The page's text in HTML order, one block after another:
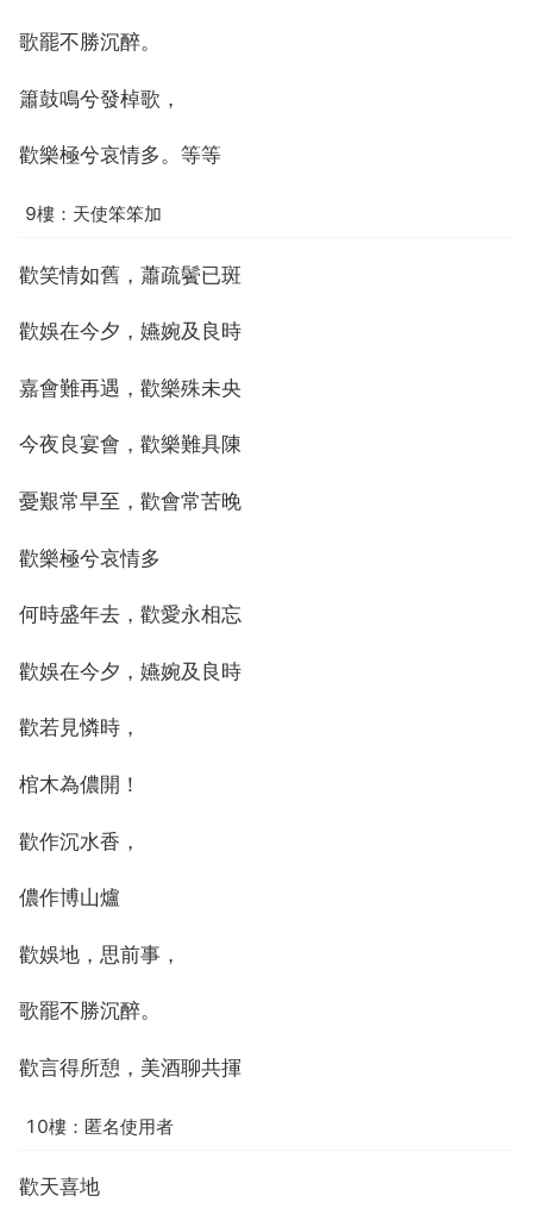
歌罷不勝沉醉。
簫鼓鳴兮發棹歌，
歡樂極兮哀情多。等等
9樓：天使笨笨加
歡笑情如舊，蕭疏鬢已斑
歡娛在今夕，嬿婉及良時
嘉會難再遇，歡樂殊未央
今夜良宴會，歡樂難具陳
憂艱常早至，歡會常苦晚
歡樂極兮哀情多
何時盛年去，歡愛永相忘
歡娛在今夕，嬿婉及良時
歡若見憐時，
棺木為儂開！
歡作沉水香，
儂作博山爐
歡娛地，思前事，
歌罷不勝沉醉。
歡言得所憩，美酒聊共揮
10樓：匿名使用者
歡天喜地